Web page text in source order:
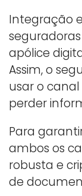
Integração
apólice
Assim, o
usar o
perder
Para
ambos os
robusta e
de